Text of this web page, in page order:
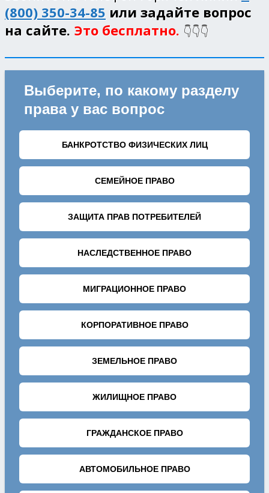
(800) 350-34-85 или задайте вопрос
на сайте. Это бесплатно. 👇👇👇